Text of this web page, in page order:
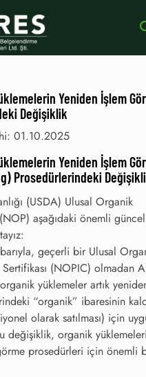
Yeniden İşlem
Değişiklik
01.10.2025
Yeniden İşlem
Prosedürlerindeki
(USDA) Ulusal Organik
aşağıdaki önemli
geçerli bir Ulusal
(NOPIC) olmadan
yüklemeler artık
“organik” ibaresinin
olarak satılması) için
değişiklik, organik
prosedürleri için önemli